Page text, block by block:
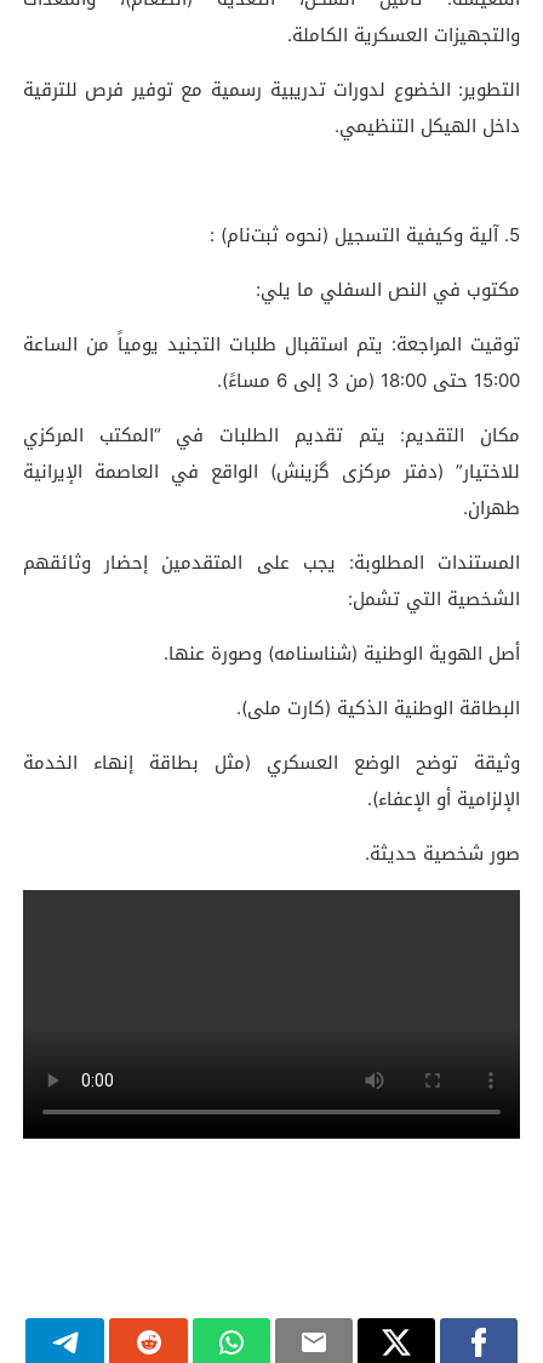
والتجهيزات العسكرية الكاملة.
التطوير: الخضوع لدورات تدريبية رسمية مع توفير فرص للترقية
داخل الهيكل التنظيمي.
5. آلية وكيفية التسجيل (نحوه ثبت‌نام) :
مكتوب في النص السفلي ما يلي:
توقيت المراجعة: يتم استقبال طلبات التجنيد يومياً من الساعة
15:00 حتى 18:00 (من 3 إلى 6 مساءً).
مكان التقديم: يتم تقديم الطلبات في “المكتب المركزي
للاختيار” (دفتر مرکزی گزینش) الواقع في العاصمة الإيرانية
طهران.
المستندات المطلوبة: يجب على المتقدمين إحضار وثائقهم
الشخصية التي تشمل:
أصل الهوية الوطنية (شناسنامه) وصورة عنها.
البطاقة الوطنية الذكية (کارت ملی).
وثيقة توضح الوضع العسكري (مثل بطاقة إنهاء الخدمة
الإلزامية أو الإعفاء).
صور شخصية حديثة.